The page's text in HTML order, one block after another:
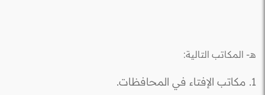
هـ- المكاتب التالية:
1. مكاتب الإفتاء في المحافظات.